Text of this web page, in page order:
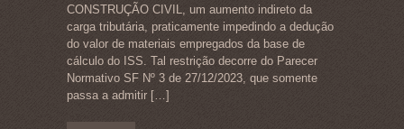
CONSTRUÇÃO CIVIL, um aumento indireto da
carga tributária, praticamente impedindo a dedução
do valor de materiais empregados da base de
cálculo do ISS. Tal restrição decorre do Parecer
Normativo SF Nº 3 de 27/12/2023, que somente
passa a admitir […]